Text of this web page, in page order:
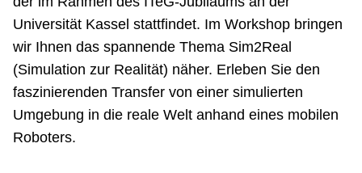
Universität Kassel stattfindet. Im Workshop bringen
wir Ihnen das spannende Thema Sim2Real
(Simulation zur Realität) näher. Erleben Sie den
faszinierenden Transfer von einer simulierten
Umgebung in die reale Welt anhand eines mobilen
Roboters.